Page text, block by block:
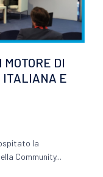
DI
ITALIANA E
la
Community...